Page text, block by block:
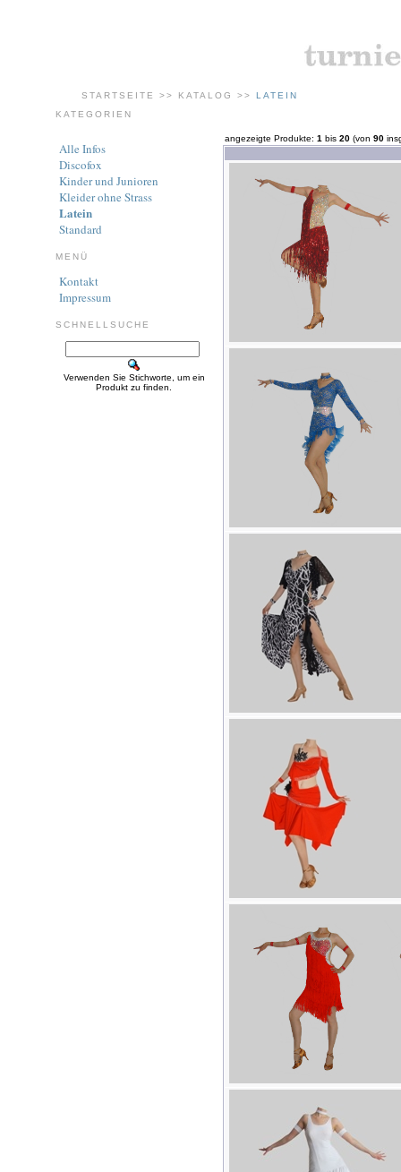
STARTSEITE >> KATALOG >> LATEIN
KATEGORIEN
Alle Infos
Discofox
Kinder und Junioren
Kleider ohne Strass
Latein
Standard
MENÜ
Kontakt
Impressum
SCHNELLSUCHE
Verwenden Sie Stichworte, um ein
Produkt zu finden.
angezeigte Produkte: 1 bis 20(von 90